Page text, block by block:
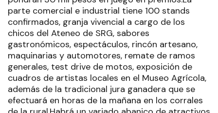
parte comercial e industrial tiene 100 stands
confirmados, granja vivencial a cargo de los
chicos del Ateneo de SRG, sabores
gastronómicos, espectáculos, rincón artesano,
maquinarias y automotores, remate de ramos
generales, test drive de motos, exposición de
cuadros de artistas locales en el Museo Agrícola,
además de la tradicional jura ganadera que se
efectuará en horas de la mañana en los corrales